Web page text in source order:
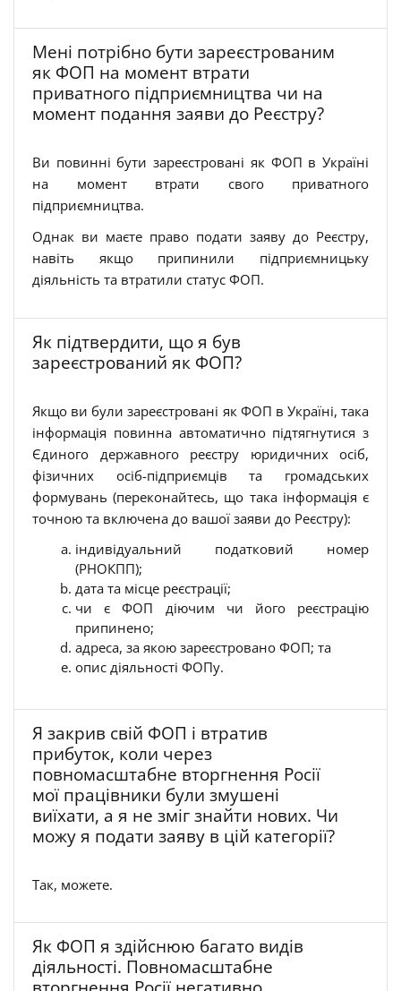
Мені потрібно бути зареєстрованим
як ФОП на момент втрати
приватного підприємництва чи на
момент подання заяви до Реєстру?
Ви повинні бути зареєстровані як ФОП в Україні
на момент втрати свого приватного
підприємництва.
Однак ви маєте право подати заяву до Реєстру,
навіть якщо припинили підприємницьку
діяльність та втратили статус ФОП.
Як підтвердити, що я був
зареєстрований як ФОП?
Якщо ви були зареєстровані як ФОП в Україні, така
інформація повинна автоматично підтягнутися з
Єдиного державного реєстру юридичних осіб,
фізичних осіб-підприємців та громадських
формувань (переконайтесь, що така інформація є
точною та включена до вашої заяви до Реєстру):
індивідуальний податковий номер
(РНОКПП);
дата та місце реєстрації;
чи є ФОП діючим чи його реєстрацію
припинено;
адреса, за якою зареєстровано ФОП; та
опис діяльності ФОПу.
Я закрив свій ФОП і втратив
прибуток, коли через
повномасштабне вторгнення Росії
мої працівники були змушені
виїхати, а я не зміг знайти нових. Чи
можу я подати заяву в цій категорії?
Так, можете.
Як ФОП я здійснюю багато видів
діяльності. Повномасштабне